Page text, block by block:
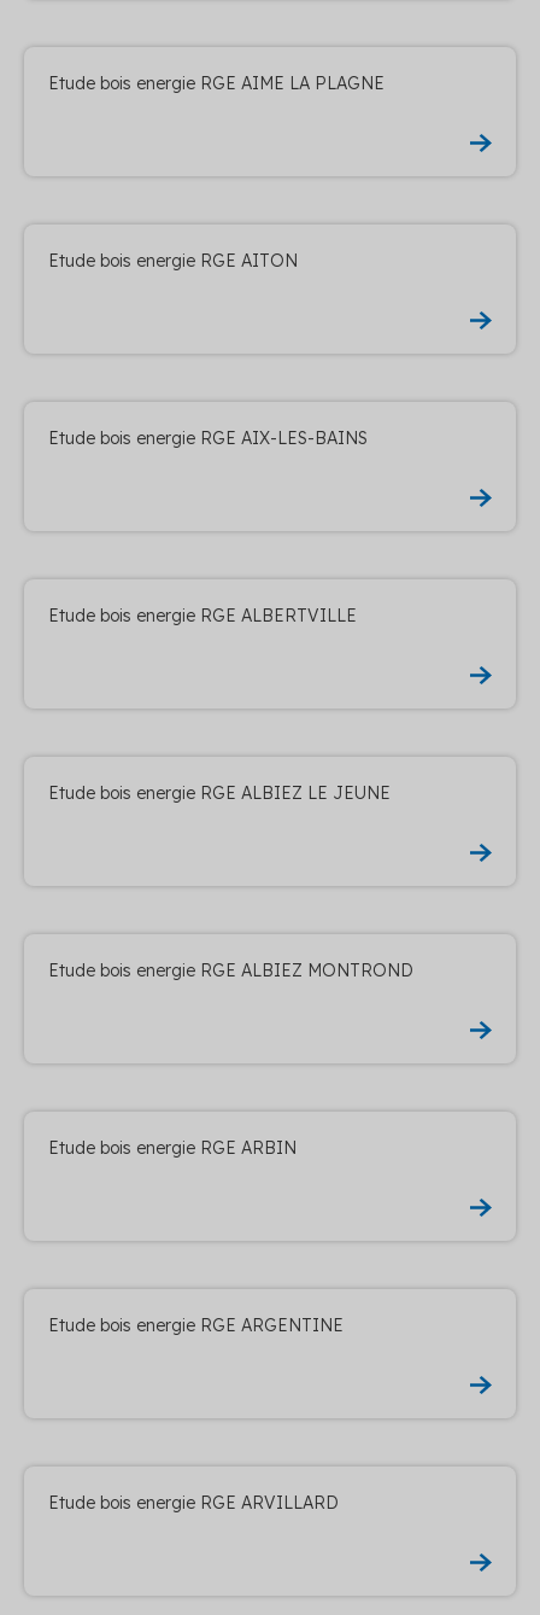
Etude bois energie RGE AIME LA PLAGNE
Etude bois energie RGE AITON
Etude bois energie RGE AIX-LES-BAINS
Etude bois energie RGE ALBERTVILLE
Etude bois energie RGE ALBIEZ LE JEUNE
Etude bois energie RGE ALBIEZ MONTROND
Etude bois energie RGE ARBIN
Etude bois energie RGE ARGENTINE
Etude bois energie RGE ARVILLARD